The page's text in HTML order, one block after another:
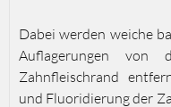
Dabei werden weiche
Auflagerungen von
Zahnfleischrand
und Fluoridierung der